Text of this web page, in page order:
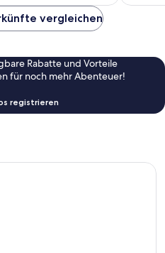
vergleichen
Rabatte und Vorteile
für noch mehr Abenteuer!
registrieren